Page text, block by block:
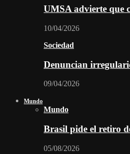
UMSA advierte que
10/04/2026
Sociedad
Denuncian
09/04/2026
Mundo
Mundo
Brasil pide el retiro
05/08/2026